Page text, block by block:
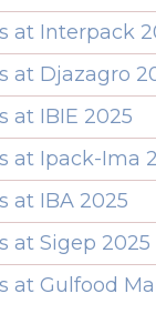
at Interpack
at Djazagro
at IBIE 2025
at Ipack-Ima
at IBA 2025
at Sigep 2025
at Gulfood